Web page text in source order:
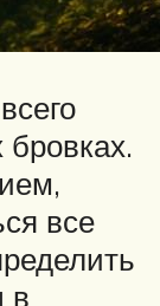
бровках.
все
в